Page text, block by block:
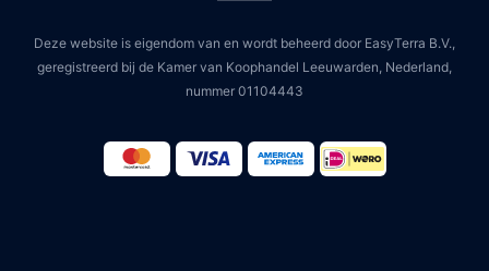
Deze website is eigendom van en wordt beheerd door EasyTerra B.V.,
geregistreerd bij de Kamer van Koophandel Leeuwarden, Nederland,
nummer 01104443